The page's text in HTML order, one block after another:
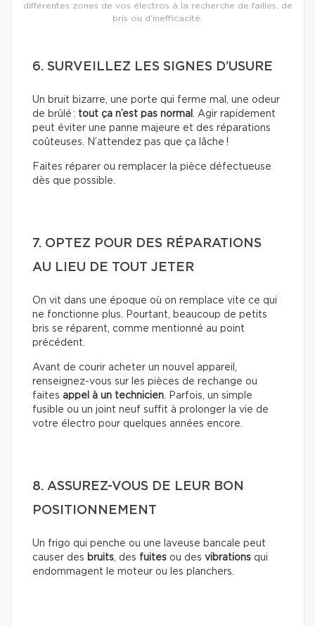
différentes zones de vos électros à la recherche de failles, de
bris ou d’inefficacité.
6. SURVEILLEZ LES SIGNES D’USURE
Un bruit bizarre, une porte qui ferme mal, une odeur
de brûlé : tout ça n’est pas normal
. Agir rapidement
peut éviter une panne majeure et des réparations
coûteuses. N’attendez pas que ça lâche !
Faites réparer ou remplacer la pièce défectueuse
dès que possible.
7. OPTEZ POUR DES RÉPARATIONS
AU LIEU DE TOUT JETER
On vit dans une époque où on remplace vite ce qui
ne fonctionne plus. Pourtant, beaucoup de petits
bris se réparent, comme mentionné au point
précédent.
Avant de courir acheter un nouvel appareil,
renseignez-vous sur les pièces de rechange ou
faites appel à un technicien . Parfois, un simple
fusible ou un joint neuf suffit à prolonger la vie de
votre électro pour quelques années encore.
8. ASSUREZ-VOUS DE LEUR BON
POSITIONNEMENT
Un frigo qui penche ou une laveuse bancale peut
causer des bruits , des fuites ou des vibrations qui
endommagent le moteur ou les planchers.